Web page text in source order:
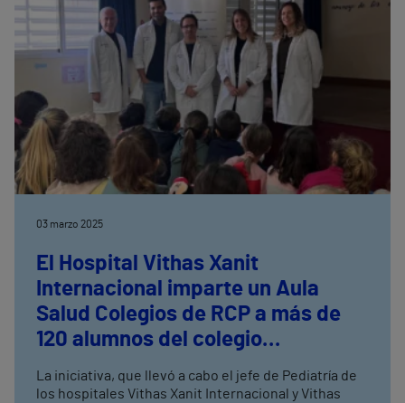
03 marzo 2025
El Hospital Vithas Xanit
Internacional imparte un Aula
Salud Colegios de RCP a más de
120 alumnos del colegio
La iniciativa, que llevó a cabo el jefe de Pediatría de
los hospitales Vithas Xanit Internacional y Vithas